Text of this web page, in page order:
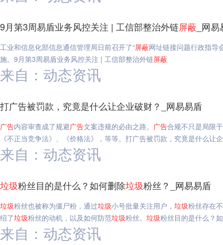
9月第3周易盾业务风控关注 | 工信部整治外链屏蔽 _网
工业和信息化部信息通信管理局日前召开了“屏蔽网址链接问题行政指导
施。9月第3周易盾业务风控关注 | 工信部整治外链屏蔽
来自：动态资讯
打广告被罚款，究竟是什么让企业破财？_网易易盾
广告内容审查成了规避广告文案违规的必由之路。 广告合规不只是局限
《不正当竞争法》、《价格法》，等等。打广告被罚款，究竟是什么让
来自：动态资讯
垃圾粉丝目的是什么？如何删除垃圾粉丝？_网易易盾
垃圾粉丝也被称为僵尸粉，通过垃圾小号批量关注用户， 垃圾粉丝存在
绍了垃圾粉丝的动机，以及如何防范垃圾粉丝。 垃圾粉丝目的是什么？
来自：动态资讯